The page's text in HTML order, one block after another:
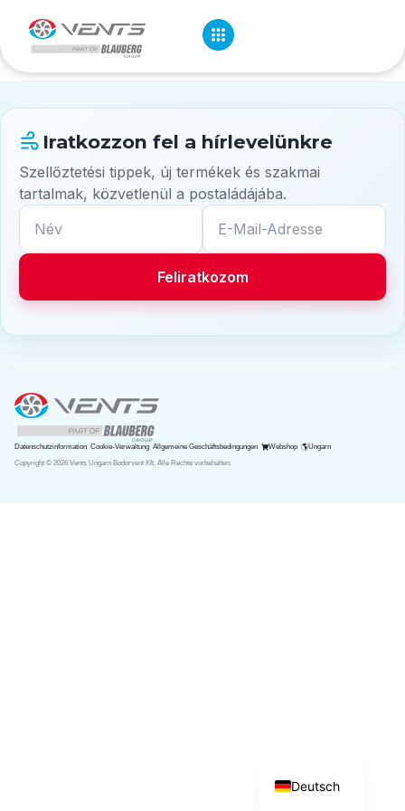
Misák Gábor
Iratkozzon fel a hírlevelünkre
Szellőztetési tippek, új termékek és szakmai
tartalmak, közvetlenül a postaládájába.
Név
E-Mail-Adresse
Feliratkozom
Datenschutzinformation Cookie-Verwaltung Allgemeine Geschäftsbedingungen Webshop
Ungarn
Copyright © 2026 Vents Ungarn Bodorvent Kft. Alle Rechte vorbehalten.
Deutsch